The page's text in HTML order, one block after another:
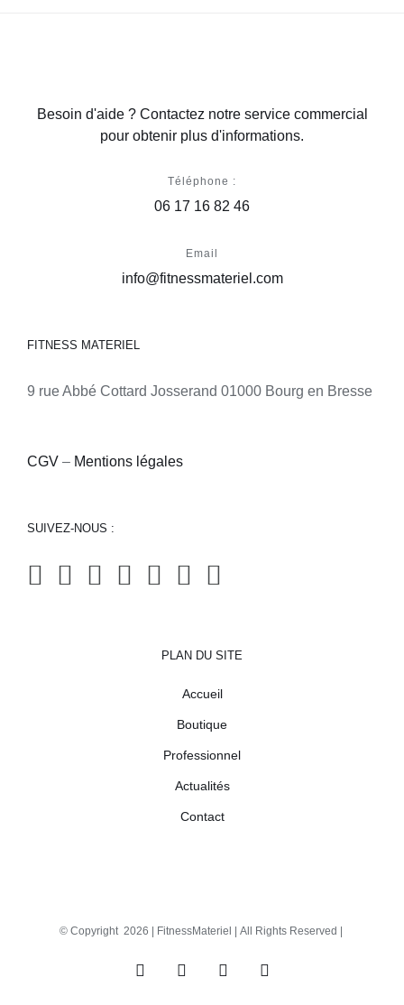
Besoin d'aide ? Contactez notre service commercial
pour obtenir plus d'informations.
Téléphone :
06 17 16 82 46
Email
info@fitnessmateriel.com
FITNESS MATERIEL
9 rue Abbé Cottard Josserand 01000 Bourg en Bresse
CGV – Mentions légales
SUIVEZ-NOUS :
PLAN DU SITE
Accueil
Boutique
Professionnel
Actualités
Contact
© Copyright 2026 | FitnessMateriel | All Rights Reserved |
Facebook
X InstagramPinterest